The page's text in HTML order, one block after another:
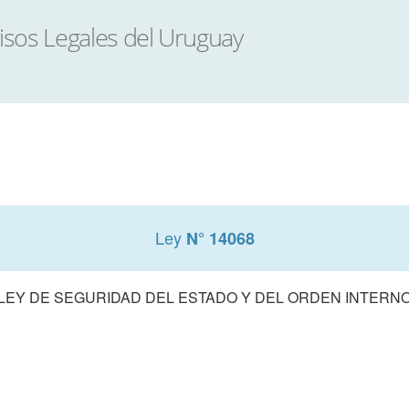
Ley N° 14068
DE SEGURIDAD DEL ESTADO Y DEL ORDEN